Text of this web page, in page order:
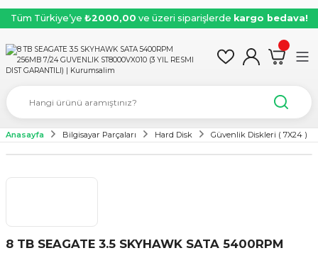
Tüm Türkiye’ye ₺2000,00 ve üzeri siparişlerde kargo bedava!
Anasayfa Bilgisayar Parçaları Hard Disk Güvenlik Diskleri ( 7X24 )
8 TB SEAGATE 3.5 SKYHAWK SATA 5400RPM